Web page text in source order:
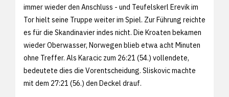
immer wieder den Anschluss - und Teufelskerl Erevik im
Tor hielt seine Truppe weiter im Spiel. Zur Führung reichte
es für die Skandinavier indes nicht. Die Kroaten bekamen
wieder Oberwasser, Norwegen blieb etwa acht Minuten
ohne Treffer. Als Karacic zum 26:21 (54.) vollendete,
bedeutete dies die Vorentscheidung. Sliskovic machte
mit dem 27:21 (56.) den Deckel drauf.